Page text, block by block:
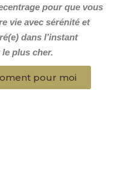
pour que vous
vie avec sérénité et
dans l’instant
plus cher.
pour moi